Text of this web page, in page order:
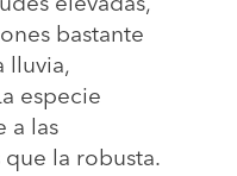
bastante
lluvia,
especie
a las
la robusta.